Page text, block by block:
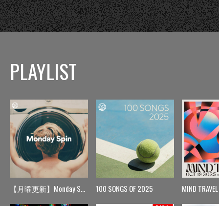
PLAYLIST
【月曜更新】Monday Spin 100 SONGS OF 2025 MIND TRAVEL